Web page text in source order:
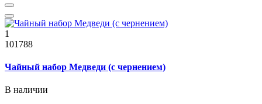
1
101788
Чайный набор Медведи (с чернением)
В наличии